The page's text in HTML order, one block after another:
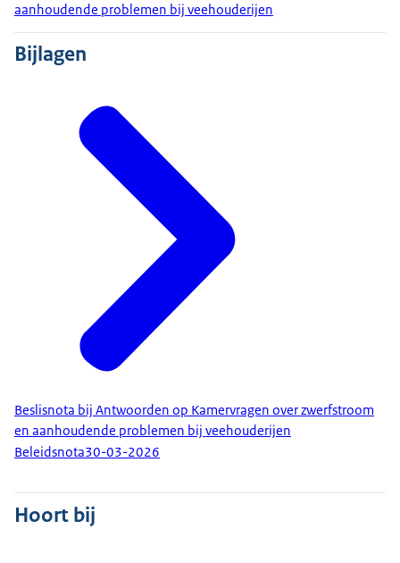
aanhoudende problemen bij veehouderijen
Bijlagen
Beslisnota bij Antwoorden op Kamervragen over zwerfstroom
en aanhoudende problemen bij veehouderijen
Beleidsnota30-03-2026
Hoort bij